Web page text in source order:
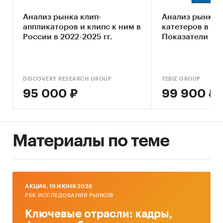
Составление прогноза развития рынка до
2030 г.
Экономические характеристики рынка
Влияние макросреды
Оценка степени конкуренции
Прогнозы отрасли
Методология прогнозирования
Базы данных государственных органов
Анализ рынка клип-
аппликаторов и клипс к ним в
России в 2022-2025 гг.
DISCOVERY RESEARCH GROUP
95 000 ₽
Анализ рынка
катетеров в
Показатели и
TEBIZ GROUP
99 900 ₽
Материалы по теме
AКЦИЯ, 19 ИЮНЯ 2026
РБК ИССЛЕДОВАНИЯ РЫНКОВ
Ключевые отрасли: кадры,